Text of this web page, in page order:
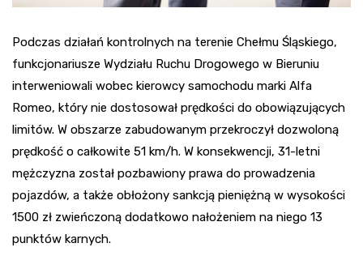
Podczas działań kontrolnych na terenie Chełmu Śląskiego,
funkcjonariusze Wydziału Ruchu Drogowego w Bieruniu
interweniowali wobec kierowcy samochodu marki Alfa
Romeo, który nie dostosował prędkości do obowiązujących
limitów. W obszarze zabudowanym przekroczył dozwoloną
prędkość o całkowite 51 km/h. W konsekwencji, 31-letni
mężczyzna został pozbawiony prawa do prowadzenia
pojazdów, a także obłożony sankcją pieniężną w wysokości
1500 zł zwieńczoną dodatkowo nałożeniem na niego 13
punktów karnych.